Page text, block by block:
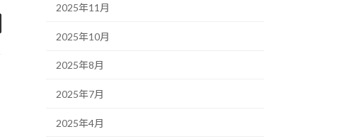
2025年11月
2025年10月
2025年8月
2025年7月
2025年4月